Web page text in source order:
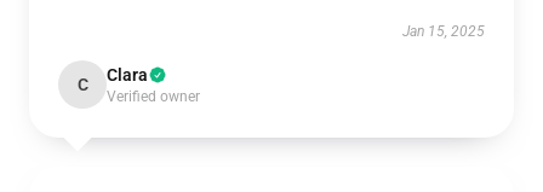
Jan 15, 2025
C Clara
Verified owner